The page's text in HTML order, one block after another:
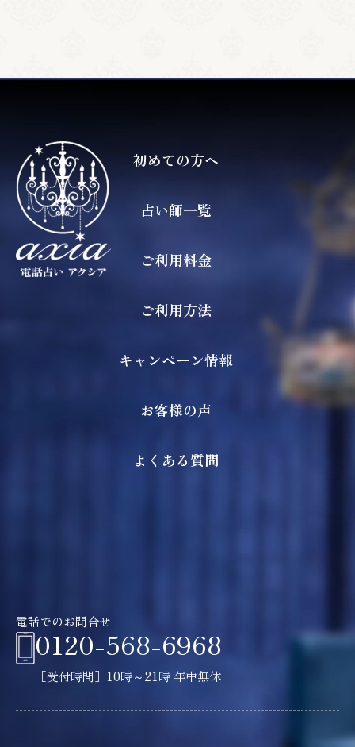
初めての方へ
占い師一覧
ご利用料金
ご利用方法
キャンペーン情報
お客様の声
よくある質問
電話でのお問合せ
0120-568-6968
［受付時間］10時～21時 年中無休